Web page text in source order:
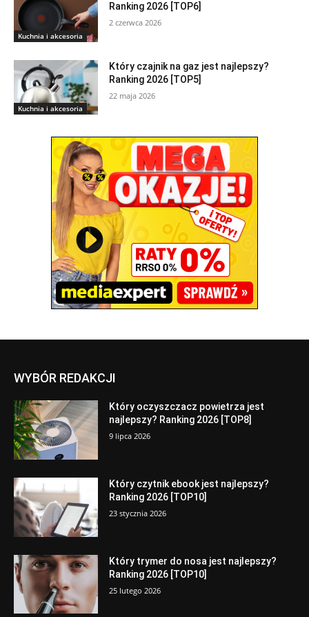
Kuchnia i akcesoria
Ranking 2026 [TOP6]
2 czerwca 2026
Kuchnia i akcesoria
Który czajnik na gaz jest najlepszy?
Ranking 2026 [TOP5]
22 maja 2026
WYBÓR REDAKCJI
Który oczyszczacz powietrza jest
najlepszy? Ranking 2026 [TOP8]
9 lipca 2026
Który czytnik ebook jest najlepszy?
Ranking 2026 [TOP10]
23 stycznia 2026
Który trymer do nosa jest najlepszy?
Ranking 2026 [TOP10]
25 lutego 2026